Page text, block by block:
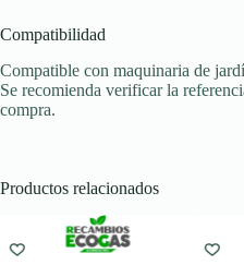
Compatibilidad
Compatible con maquinaria de
Se recomienda verificar la
compra.
Productos relacionados